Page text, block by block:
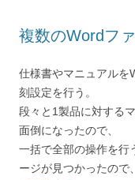
複数のWordフ
仕様書やマニュアルを
刻設定を行う。
段々と1製品に対する
面倒になったので、
一括で全部の操作を行
ージが見つかったので